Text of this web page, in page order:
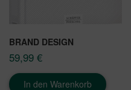
BRAND DESIGN
59,99 €
In den Warenkorb